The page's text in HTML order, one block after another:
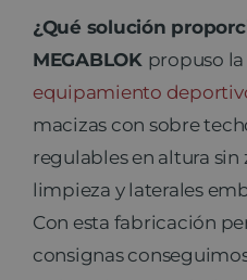
¿Qué solución
MEGABLOK propuso
equipamiento
macizas con sobre
regulables en altura
limpieza y laterales
Con esta fabricación
consignas